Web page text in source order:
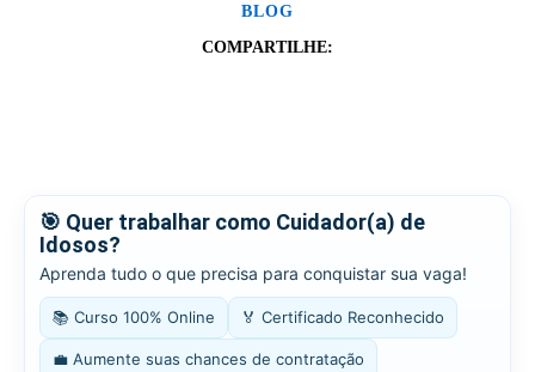
BLOG
COMPARTILHE:
🎯 Quer trabalhar como Cuidador(a) de
Idosos?
Aprenda tudo o que precisa para conquistar sua vaga!
📚 Curso 100% Online 🏅 Certificado Reconhecido
💼 Aumente suas chances de contratação